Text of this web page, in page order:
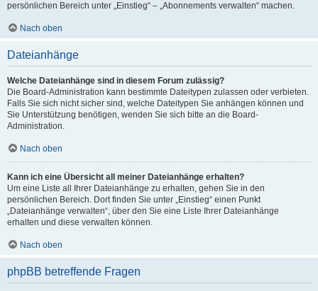
persönlichen Bereich unter „Einstieg“ – „Abonnements verwalten“ machen.
Nach oben
Dateianhänge
Welche Dateianhänge sind in diesem Forum zulässig?
Die Board-Administration kann bestimmte Dateitypen zulassen oder verbieten.
Falls Sie sich nicht sicher sind, welche Dateitypen Sie anhängen können und
Sie Unterstützung benötigen, wenden Sie sich bitte an die Board-
Administration.
Nach oben
Kann ich eine Übersicht all meiner Dateianhänge erhalten?
Um eine Liste all Ihrer Dateianhänge zu erhalten, gehen Sie in den
persönlichen Bereich. Dort finden Sie unter „Einstieg“ einen Punkt
„Dateianhänge verwalten“, über den Sie eine Liste Ihrer Dateianhänge
erhalten und diese verwalten können.
Nach oben
phpBB betreffende Fragen